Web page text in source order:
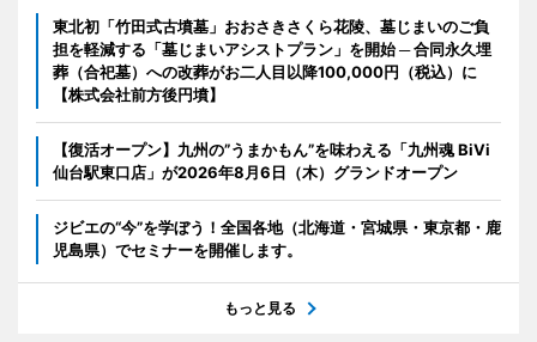
東北初「竹田式古墳墓」おおさきさくら花陵、墓じまいのご負
担を軽減する「墓じまいアシストプラン」を開始 ─ 合同永久埋
葬（合祀墓）への改葬がお二人目以降100,000円（税込）に
【株式会社前方後円墳】
【復活オープン】九州の”うまかもん”を味わえる「九州魂 BiVi
仙台駅東口店」が2026年8月6日（木）グランドオープン
ジビエの“今”を学ぼう！全国各地（北海道・宮城県・東京都・鹿
児島県）でセミナーを開催します。
もっと見る